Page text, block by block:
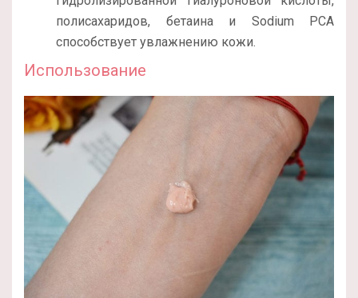
полисахаридов, бетаина и Sodium PCA
способствует увлажнению кожи.
Использование